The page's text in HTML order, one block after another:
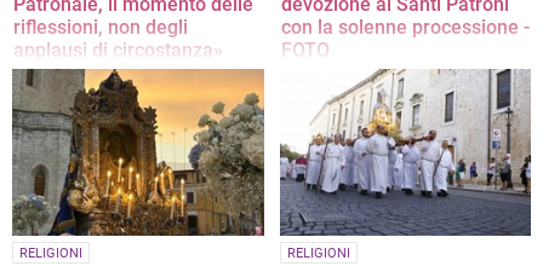
riflessioni, non degli
applausi di circostanza»
La nota del presidente Raffaele
Rizzi
con la solenne processione -
FOTO
Proseguono come da tradizione i
festeggiamenti in onore della
Madonna dello Sterpeto e San
Ruggero Vescovo
RELIGIONI RELIGIONI